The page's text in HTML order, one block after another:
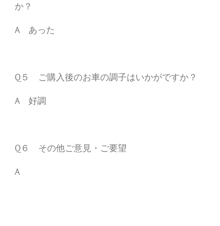
か？
A あった
Q５ ご購入後のお車の調子はいかがですか？
A 好調
Q６ その他ご意見・ご要望
A